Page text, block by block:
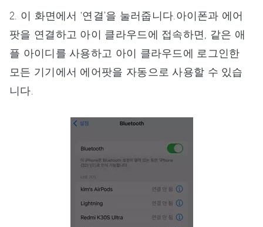
2. 이 화면에서 ‘연결’을 눌러줍니다.아이폰과 에어
팟을 연결하고 아이 클라우드에 접속하면, 같은 애
플 아이디를 사용하고 아이 클라우드에 로그인한
모든 기기에서 에어팟을 자동으로 사용할 수 있습
니다.